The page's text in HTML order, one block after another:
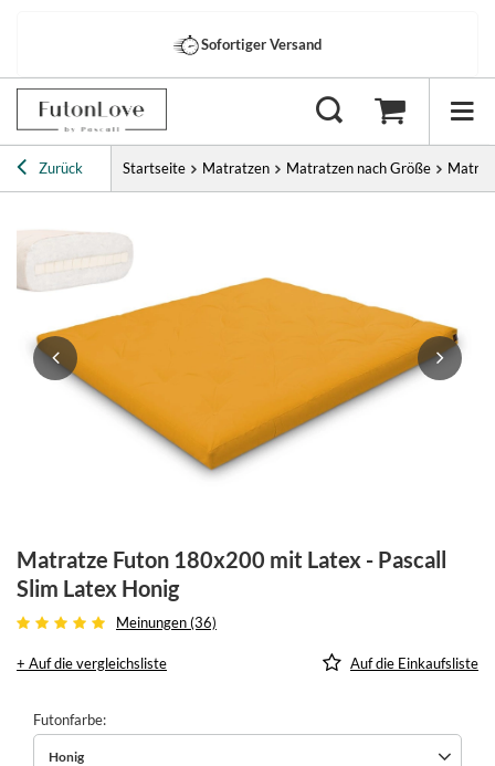
Sofortiger Versand
Zurück Startseite Matratzen Matratzen nach Größe
Matratze Futon 180x200 mit Latex - Pascall
Slim Latex Honig
Meinungen (36)
+ Auf die vergleichsliste Auf die Einkaufsliste
Futonfarbe
Honig